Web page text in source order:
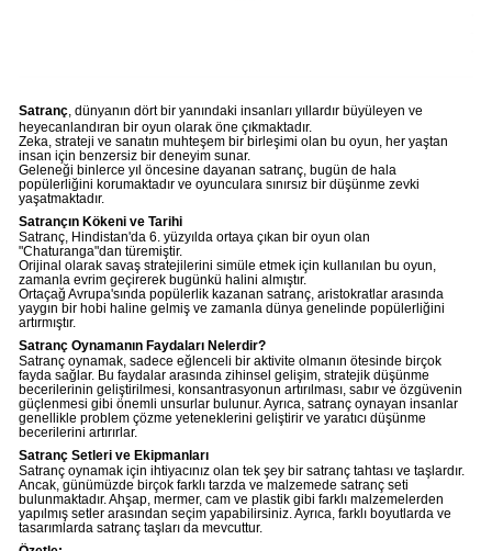
Satranç, dünyanın dört bir yanındaki insanları yıllardır büyüleyen ve
heyecanlandıran bir oyun olarak öne çıkmaktadır.
Zeka, strateji ve sanatın muhteşem bir birleşimi olan bu oyun, her yaştan
insan için benzersiz bir deneyim sunar.
Geleneği binlerce yıl öncesine dayanan satranç, bugün de hala
popülerliğini korumaktadır ve oyunculara sınırsız bir düşünme zevki
yaşatmaktadır.
Satrançın Kökeni ve Tarihi
Satranç, Hindistan'da 6. yüzyılda ortaya çıkan bir oyun olan
"Chaturanga"dan türemiştir.
Orijinal olarak savaş stratejilerini simüle etmek için kullanılan bu oyun,
zamanla evrim geçirerek bugünkü halini almıştır.
Ortaçağ Avrupa'sında popülerlik kazanan satranç, aristokratlar arasında
yaygın bir hobi haline gelmiş ve zamanla dünya genelinde popülerliğini
artırmıştır.
Satranç Oynamanın Faydaları Nelerdir?
Satranç oynamak, sadece eğlenceli bir aktivite olmanın ötesinde birçok
fayda sağlar. Bu faydalar arasında zihinsel gelişim, stratejik düşünme
becerilerinin geliştirilmesi, konsantrasyonun artırılması, sabır ve özgüvenin
güçlenmesi gibi önemli unsurlar bulunur. Ayrıca, satranç oynayan insanlar
genellikle problem çözme yeteneklerini geliştirir ve yaratıcı düşünme
becerilerini artırırlar.
Satranç Setleri ve Ekipmanları
Satranç oynamak için ihtiyacınız olan tek şey bir satranç tahtası ve taşlardır.
Ancak, günümüzde birçok farklı tarzda ve malzemede satranç seti
bulunmaktadır. Ahşap, mermer, cam ve plastik gibi farklı malzemelerden
yapılmış setler arasından seçim yapabilirsiniz. Ayrıca, farklı boyutlarda ve
tasarımlarda satranç taşları da mevcuttur.